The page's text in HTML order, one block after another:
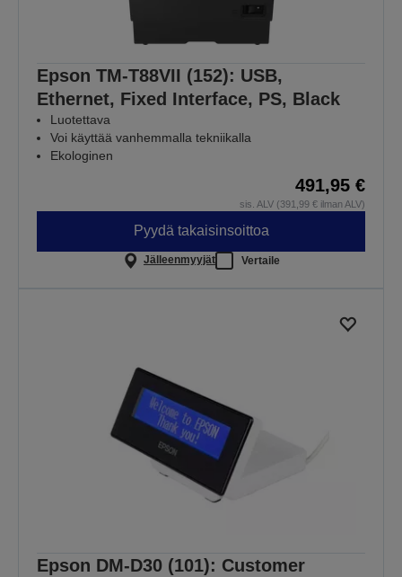
Epson TM-T88VII (152): USB,
Ethernet, Fixed Interface, PS, Black
Luotettava
Voi käyttää vanhemmalla tekniikalla
Ekologinen
491,95 €
sis. ALV (391,99 € ilman ALV)
Pyydä takaisinsoittoa
Jälleenmyyjät Vertaile
Epson DM-D30 (101): Customer